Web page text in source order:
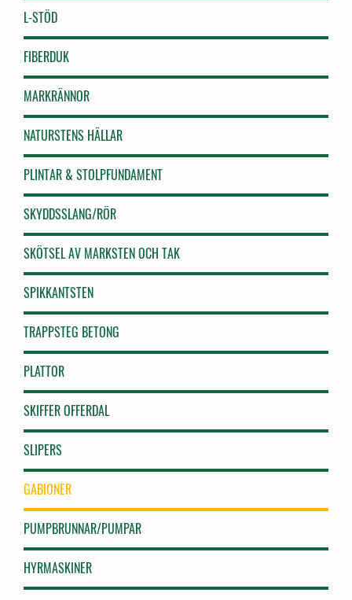
L-STÖD
FIBERDUK
MARKRÄNNOR
NATURSTENS HÄLLAR
PLINTAR & STOLPFUNDAMENT
SKYDDSSLANG/RÖR
SKÖTSEL AV MARKSTEN OCH TAK
SPIKKANTSTEN
TRAPPSTEG BETONG
PLATTOR
SKIFFER OFFERDAL
SLIPERS
GABIONER
PUMPBRUNNAR/PUMPAR
HYRMASKINER